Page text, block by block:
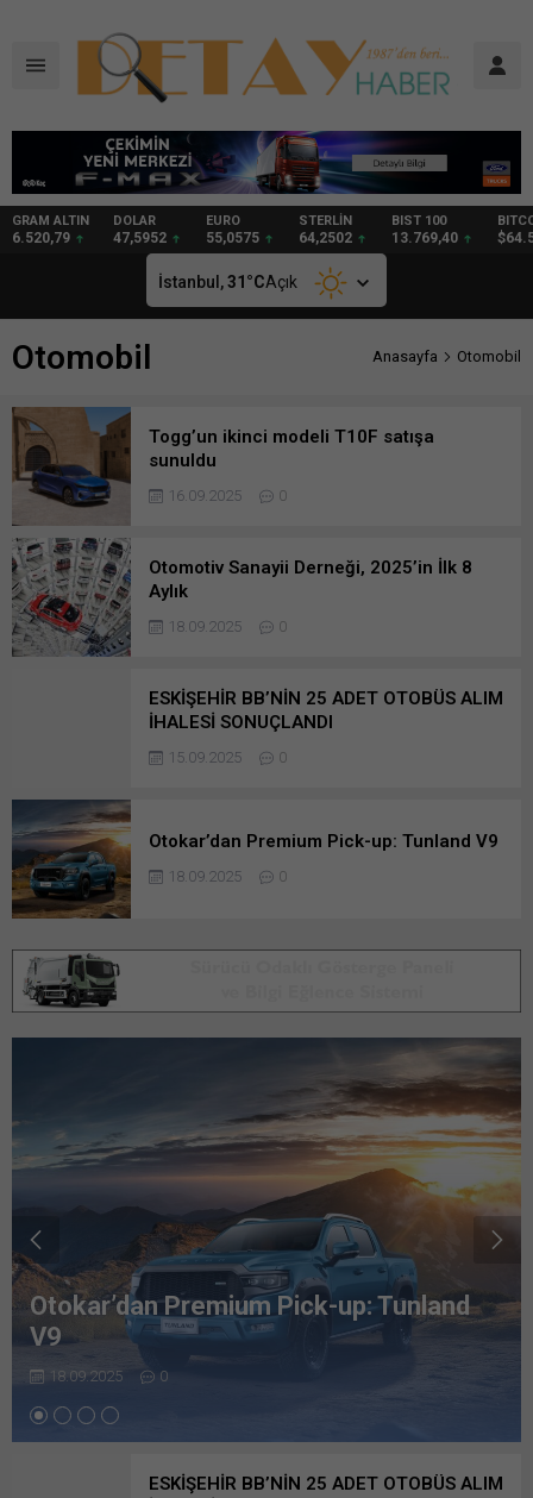
DOLAR
47,5952
EURO
55,0575
STERLİN
64,2502
BIST 100
13.769,40
BITCOIN
$64.541 94,40
İstanbul,31 °CAçık
Otomobil Anasayfa Otomobil
Togg’un ikinci modeli T10F satışa
sunuldu
16.09.2025 0
Otomotiv Sanayii Derneği, 2025’in İlk 8
Aylık
18.09.2025 0
ESKİŞEHİR BB’NİN 25 ADET OTOBÜS ALIM
İHALESİ SONUÇLANDI
15.09.2025 0
Otokar’dan Premium Pick-up: Tunland V9
18.09.2025 0
Otomotiv Sanayii Derneği, 2025’in İlk 8
Aylık
18.09.2025 0
ESKİŞEHİR BB’NİN 25 ADET OTOBÜS ALIM